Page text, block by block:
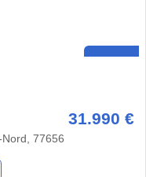
31.990 €
77656